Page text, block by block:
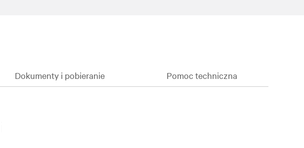
Dokumenty i pobieranie Pomoc techniczna